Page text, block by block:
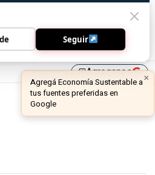
library_addAgreganos
Seguir